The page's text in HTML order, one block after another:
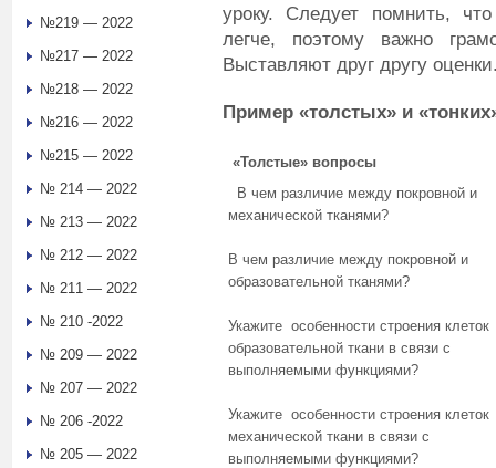
уроку. Следует помнить,
легче, поэтому важно
Выставляют друг другу
Пример «толстых» и
«Толстые» вопросы
В чем различие между покровной и
механической тканями?
В чем различие между покровной и
образовательной тканями?
Укажите особенности строения клеток
образовательной ткани в связи с
выполняемыми функциями?
Укажите особенности строения клеток
механической ткани в связи с
выполняемыми функциями?
№219 — 2022
№217 — 2022
№218 — 2022
№216 — 2022
№215 — 2022
№ 214 — 2022
№ 213 — 2022
№ 212 — 2022
№ 211 — 2022
№ 210 -2022
№ 209 — 2022
№ 207 — 2022
№ 206 -2022
№ 205 — 2022